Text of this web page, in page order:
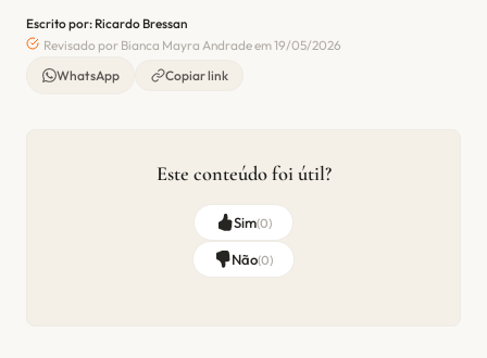
Escrito por: Ricardo Bressan
Revisado por Bianca Mayra Andrade em 19/05/2026
WhatsApp
Copiar link
Este conteúdo foi útil?
Sim(0)
Não(0)